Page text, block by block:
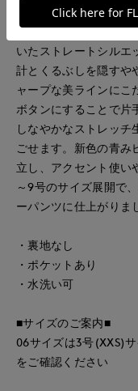
大好評のきちんと見
いたストレートシルエ
計とくるぶしを隠すや
ャープな美ラインにこ
ボタンにすることで片
しなやかなストレッチ
ごせます。新色の青み
立し、アクセント使い
～9号のサイズ展開で
ーパンツに仕上がりま
・裏地なし
・ポケットあり
・水洗い可
■サイズのご案内■
06サイズは3号(XXS)
をご確認ください